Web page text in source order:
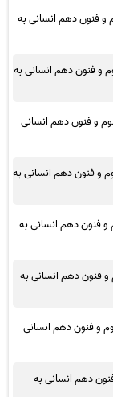
و فنون دهم انسانی به
و فنون دهم انسانی به
و فنون دهم انسانی
و فنون دهم انسانی به
و فنون دهم انسانی به
و فنون دهم انسانی به
و فنون دهم انسانی
دهم انسانی به